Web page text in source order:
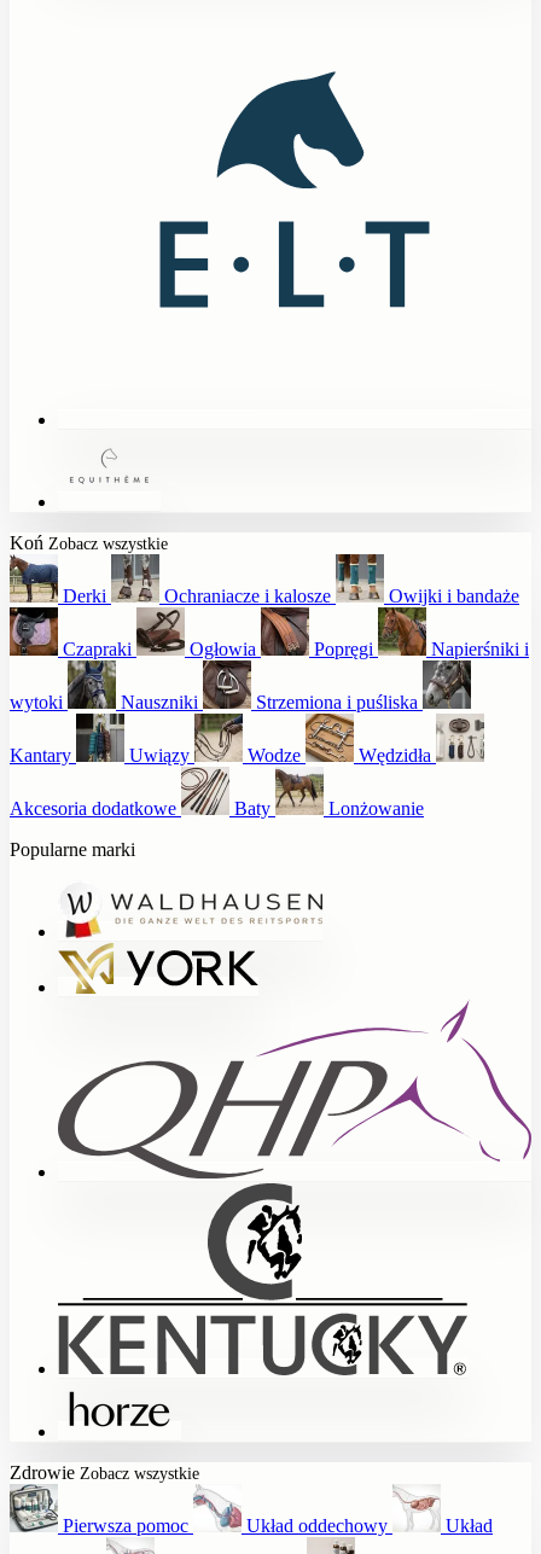
Koń Zobacz wszystkie
Derki Ochraniacze i kalosze Owijki i bandaże
Czapraki Ogłowia Popręgi Napierśniki i
wytoki Nauszniki Strzemiona i puśliska
Kantary Uwiązy Wodze Wędzidła
Akcesoria dodatkowe Baty
Lonżowanie
Popularne marki
Zdrowie Zobacz wszystkie
Pierwsza pomoc Układ oddechowy Układ